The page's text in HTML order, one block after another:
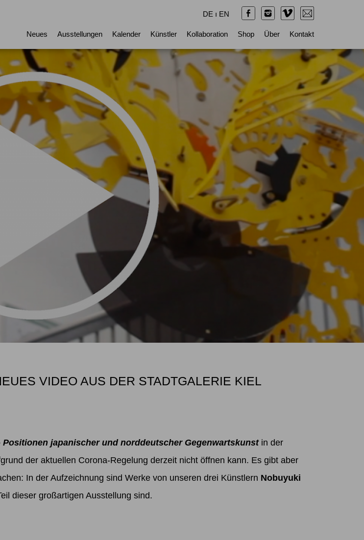
Neues Ausstellungen Kalender Künstler Kollaboration Shop Über Kontakt
DE ı EN
VIDEO AUS DER STADTGALERIE KIEL
Positionen japanischer und norddeutscher Gegenwartskunstin der
der aktuellen Corona-Regelung derzeit nicht öffnen kann. Es gibt aber
In der Aufzeichnung sind Werke von unseren drei Künstlern Nobuyuki
dieser großartigen Ausstellung sind.